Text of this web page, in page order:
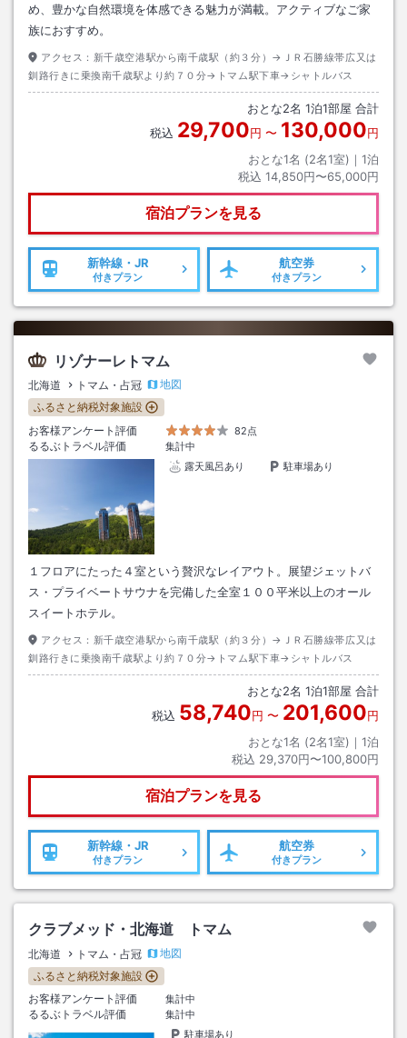
め、豊かな自然環境を体感できる魅力が満載。アクティブなご家
族におすすめ。
アクセス： 新千歳空港駅から南千歳駅（約３分）→ＪＲ石勝線帯広又は
釧路行きに乗換南千歳駅より約７０分→トマム駅下車→シャトルバス
おとな2名 1泊1部屋 合計
税込 29,700円 〜 130,000円
おとな1名 (2名1室)｜ 1泊
税込 14,850円〜65,000円
宿泊プランを見る
新幹線・JR
付きプラン
航空券
付きプラン
リゾナーレトマム
北海道 トマム・占冠
地図
ふるさと納税対象施設
お客様アンケート評価
82点
るるぶトラベル評価
集計中
露天風呂あり
駐車場あり
１フロアにたった４室という贅沢なレイアウト。展望ジェットバ
ス・プライベートサウナを完備した全室１００平米以上のオール
スイートホテル。
アクセス： 新千歳空港駅から南千歳駅（約３分）→ＪＲ石勝線帯広又は
釧路行きに乗換南千歳駅より約７０分→トマム駅下車→シャトルバス
おとな2名 1泊1部屋 合計
税込 58,740円 〜 201,600円
おとな1名 (2名1室)｜ 1泊
税込 29,370円〜100,800円
宿泊プランを見る
新幹線・JR
付きプラン
航空券
付きプラン
クラブメッド・北海道 トマム
北海道 トマム・占冠
地図
ふるさと納税対象施設
お客様アンケート評価
集計中
るるぶトラベル評価
集計中
駐車場あり